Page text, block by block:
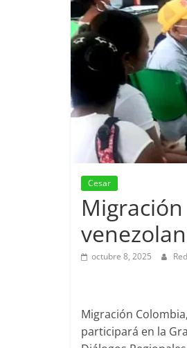
Cesar
octubre 8, 2025
Migración
participará en la